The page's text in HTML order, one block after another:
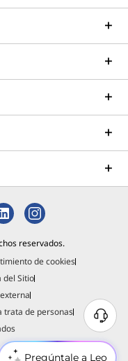
Pregúntale a Leo
reservados.
de cookies
del Sitio
trata de personas